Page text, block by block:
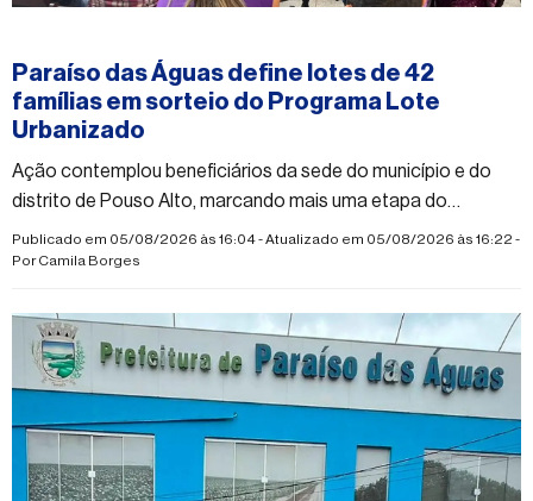
Paraíso das Águas define lotes de 42
famílias em sorteio do Programa Lote
Urbanizado
Ação contemplou beneficiários da sede do município e do
distrito de Pouso Alto, marcando mais uma etapa do
programa habitacional desenvolvido em parceria com o
Governo do Estado
Publicado em 05/08/2026 às 16:04 - Atualizado em 05/08/2026 às 16:22 -
PorCamila Borges